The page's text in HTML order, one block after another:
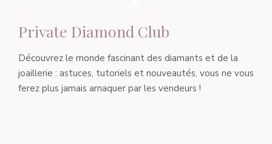
Private Diamond Club
Découvrez le monde fascinant des diamants et de la
joaillerie : astuces, tutoriels et nouveautés, vous ne vous
ferez plus jamais arnaquer par les vendeurs !